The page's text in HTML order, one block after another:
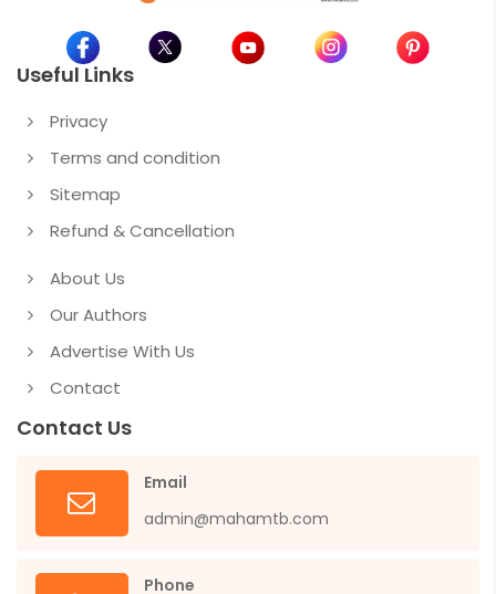
Useful Links
Privacy
Terms and condition
Sitemap
Refund & Cancellation
About Us
Our Authors
Advertise With Us
Contact
Contact Us
Email
admin@mahamtb.com
Phone